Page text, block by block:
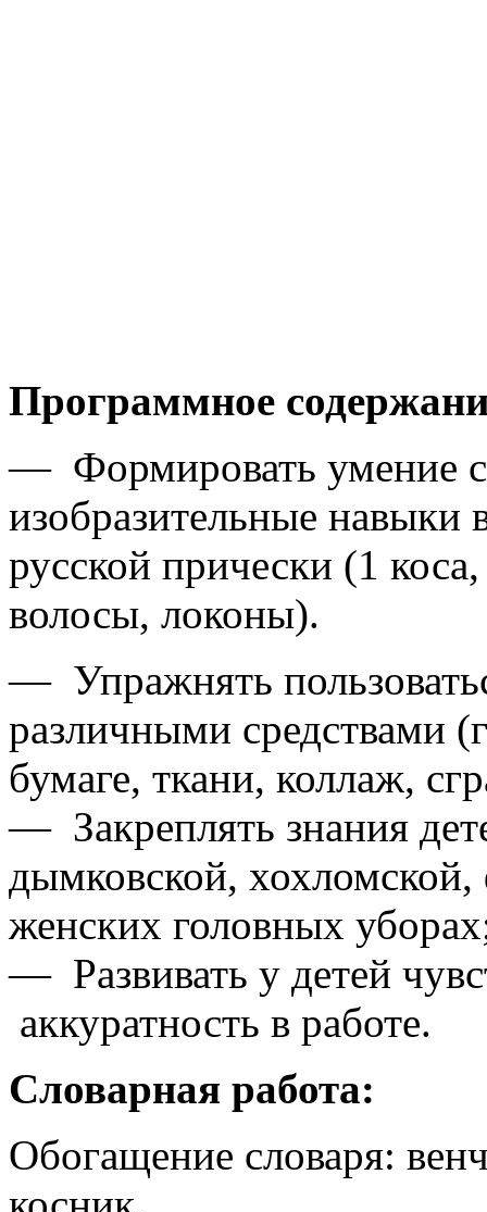
Программное
— Формировать умение
изобразительные навыки
русской прически (1
волосы, локоны).
— Упражнять
различными средствами
бумаге, ткани, коллаж,
— Закреплять знания
дымковской,
женских головных
— Развивать у детей
аккуратность в работе.
Словарная работа:
Обогащение словаря: